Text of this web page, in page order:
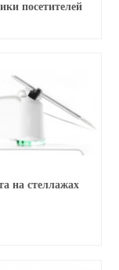
посетителей
на стеллажах